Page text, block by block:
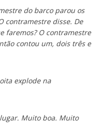
do barco parou os
contramestre disse. De
faremos? O contramestre
contou um, dois três e
explode na
Muito boa. Muito